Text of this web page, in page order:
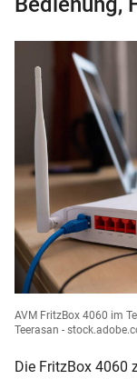
AVM FritzBox 4060 im
Teerasan -
Die FritzBox 4060